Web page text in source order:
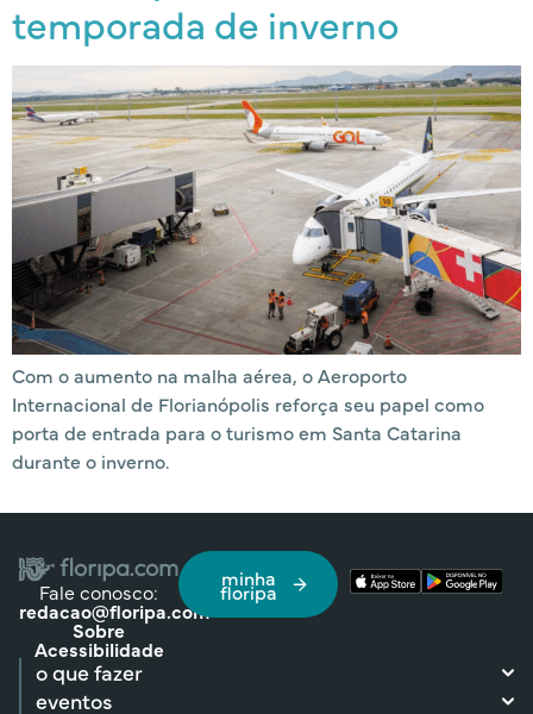
temporada de inverno
Com o aumento na malha aérea, o Aeroporto
Internacional de Florianópolis reforça seu papel como
porta de entrada para o turismo em Santa Catarina
durante o inverno.
Fale conosco:
redacao@floripa.com
Sobre
Acessibilidade
minha
floripa
o que fazer
eventos